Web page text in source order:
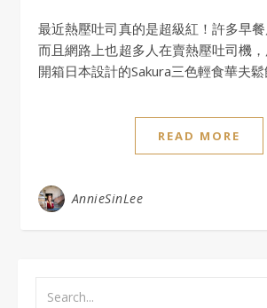
最近熱壓吐司真的是超級紅！許多早餐店也紛紛推出，
而且網路上也超多人在賣熱壓吐司機
開箱日本設計的Sakura三色輕食華夫
READ MORE
AnnieSinLee